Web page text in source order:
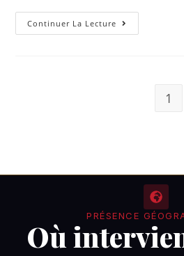
Continuer La Lecture
1
PRÉSENCE
Où